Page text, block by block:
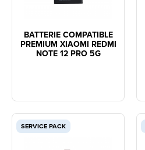
BATTERIE COMPATIBLE
PREMIUM XIAOMI REDMI
NOTE 12 PRO 5G
SERVICE PACK